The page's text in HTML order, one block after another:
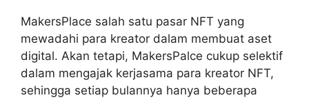
MakersPlace salah satu pasar NFT yang
mewadahi para kreator dalam membuat aset
digital. Akan tetapi, MakersPalce cukup selektif
dalam mengajak kerjasama para kreator NFT,
sehingga setiap bulannya hanya beberapa